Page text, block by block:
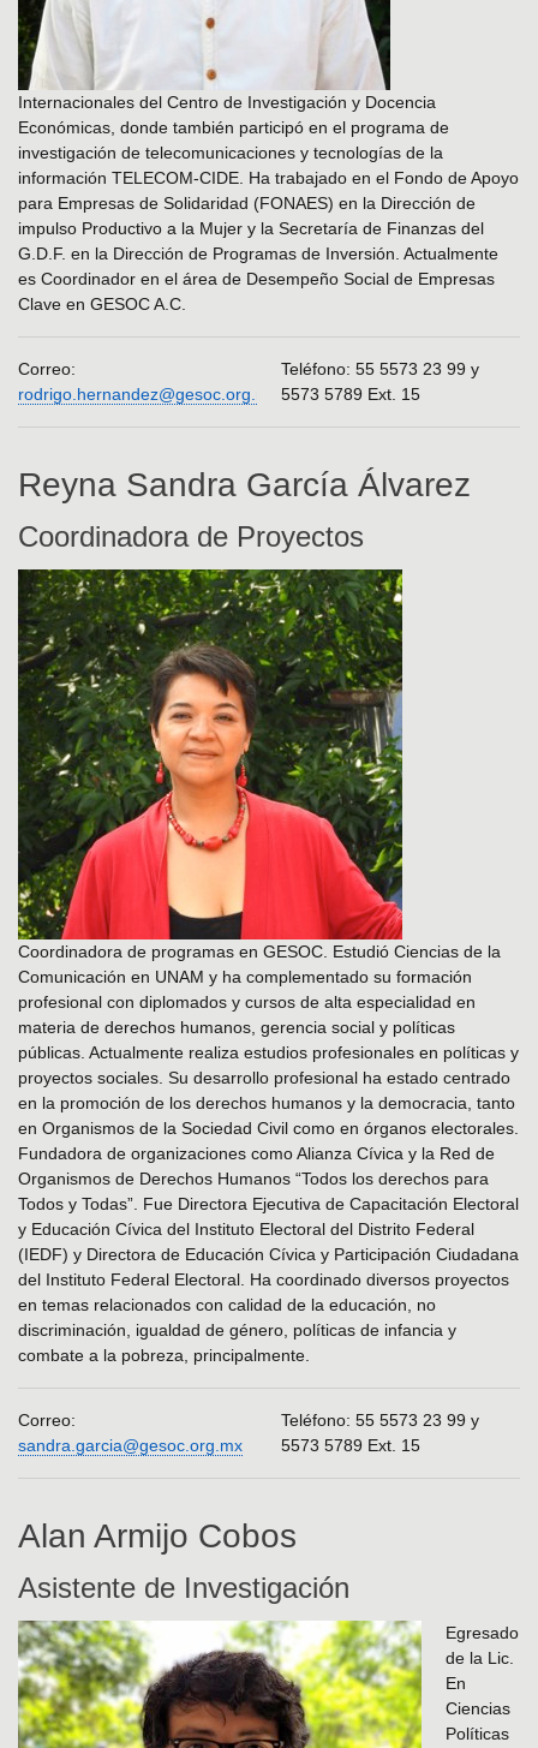
Internacionales del Centro de Investigación y Docencia
Económicas, donde también participó en el programa de
investigación de telecomunicaciones y tecnologías de la
información TELECOM-CIDE. Ha trabajado en el Fondo de Apoyo
para Empresas de Solidaridad (FONAES) en la Dirección de
impulso Productivo a la Mujer y la Secretaría de Finanzas del
G.D.F. en la Dirección de Programas de Inversión. Actualmente
es Coordinador en el área de Desempeño Social de Empresas
Clave en GESOC A.C.
Correo:
rodrigo.hernandez@gesoc.org.mx
Teléfono: 55 5573 23 99 y
5573 5789 Ext. 15
Reyna Sandra García Álvarez
Coordinadora de Proyectos
Coordinadora de programas en GESOC. Estudió Ciencias de la
Comunicación en UNAM y ha complementado su formación
profesional con diplomados y cursos de alta especialidad en
materia de derechos humanos, gerencia social y políticas
públicas. Actualmente realiza estudios profesionales en políticas y
proyectos sociales. Su desarrollo profesional ha estado centrado
en la promoción de los derechos humanos y la democracia, tanto
en Organismos de la Sociedad Civil como en órganos electorales.
Fundadora de organizaciones como Alianza Cívica y la Red de
Organismos de Derechos Humanos “Todos los derechos para
Todos y Todas”. Fue Directora Ejecutiva de Capacitación Electoral
y Educación Cívica del Instituto Electoral del Distrito Federal
(IEDF) y Directora de Educación Cívica y Participación Ciudadana
del Instituto Federal Electoral. Ha coordinado diversos proyectos
en temas relacionados con calidad de la educación, no
discriminación, igualdad de género, políticas de infancia y
combate a la pobreza, principalmente.
Correo:
sandra.garcia@gesoc.org.mx
Teléfono: 55 5573 23 99 y
5573 5789 Ext. 15
Alan Armijo Cobos
Asistente de Investigación
Egresado
de la Lic.
En
Ciencias
Políticas